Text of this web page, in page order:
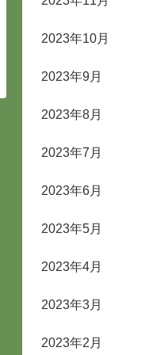
2023年10月
2023年9月
2023年8月
2023年7月
2023年6月
2023年5月
2023年4月
2023年3月
2023年2月